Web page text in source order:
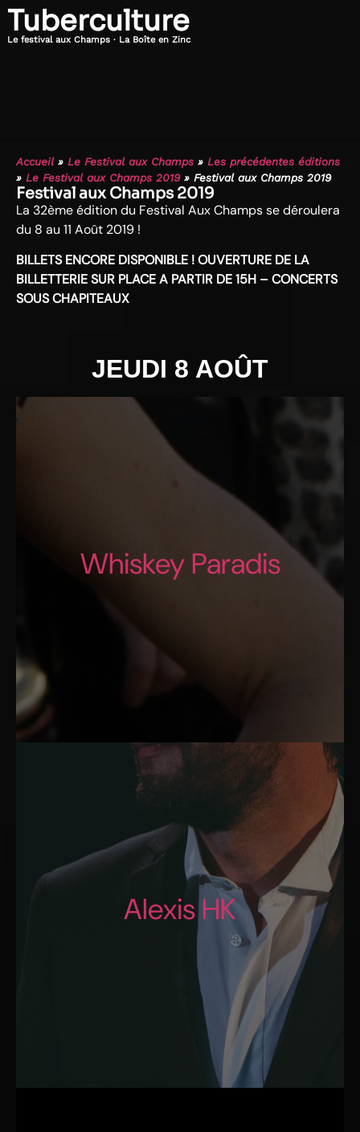
Tuberculture
Le festival aux Champs · La Boîte en Zinc
Accueil» Le Festival aux Champs » Les précédentes éditions
» Le Festival aux Champs 2019» Festival aux Champs 2019
Festival aux Champs 2019
La 32ème édition du Festival Aux Champs se déroulera
du 8 au 11 Août 2019 !
BILLETS ENCORE DISPONIBLE ! OUVERTURE DE LA
BILLETTERIE SUR PLACE A PARTIR DE 15H – CONCERTS
SOUS CHAPITEAUX
JEUDI 8 AOÛT
Whiskey Paradis
Alexis HK